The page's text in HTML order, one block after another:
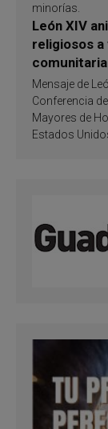
minorías.
León XIV
religiosos a
de
Mensaje de
Conferencia
Mayores de
Estados